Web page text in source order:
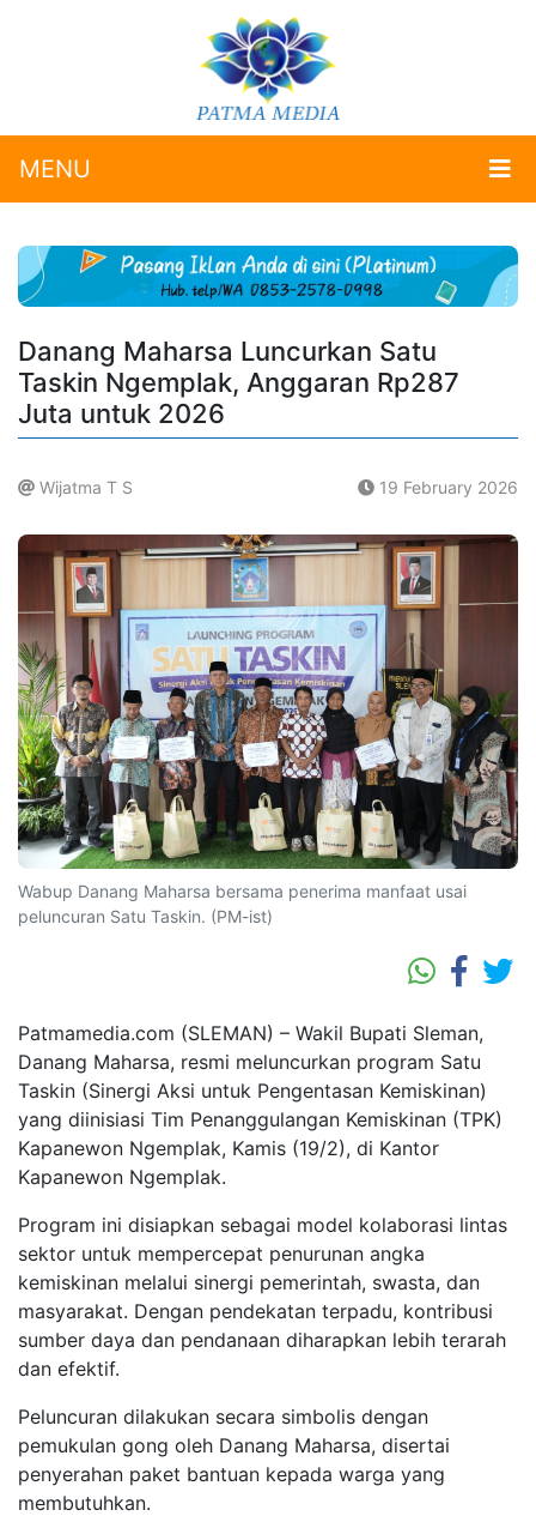
MENU
Danang Maharsa Luncurkan Satu
Taskin Ngemplak, Anggaran Rp287
Juta untuk 2026
Wijatma T S 19 February 2026
Wabup Danang Maharsa bersama penerima manfaat usai
peluncuran Satu Taskin. (PM-ist)
Patmamedia.com (SLEMAN) – Wakil Bupati Sleman,
Danang Maharsa, resmi meluncurkan program Satu
Taskin (Sinergi Aksi untuk Pengentasan Kemiskinan)
yang diinisiasi Tim Penanggulangan Kemiskinan (TPK)
Kapanewon Ngemplak, Kamis (19/2), di Kantor
Kapanewon Ngemplak.
Program ini disiapkan sebagai model kolaborasi lintas
sektor untuk mempercepat penurunan angka
kemiskinan melalui sinergi pemerintah, swasta, dan
masyarakat. Dengan pendekatan terpadu, kontribusi
sumber daya dan pendanaan diharapkan lebih terarah
dan efektif.
Peluncuran dilakukan secara simbolis dengan
pemukulan gong oleh Danang Maharsa, disertai
penyerahan paket bantuan kepada warga yang
membutuhkan.